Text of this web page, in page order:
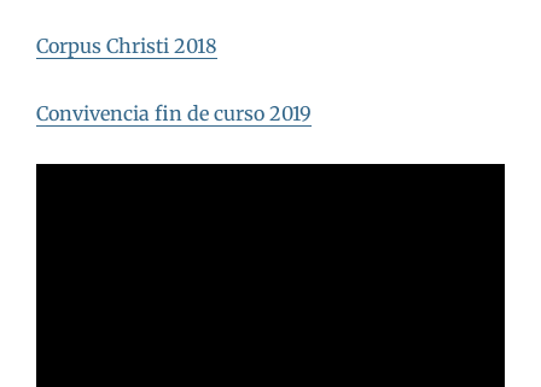
Corpus Christi 2018
Convivencia fin de curso 2019